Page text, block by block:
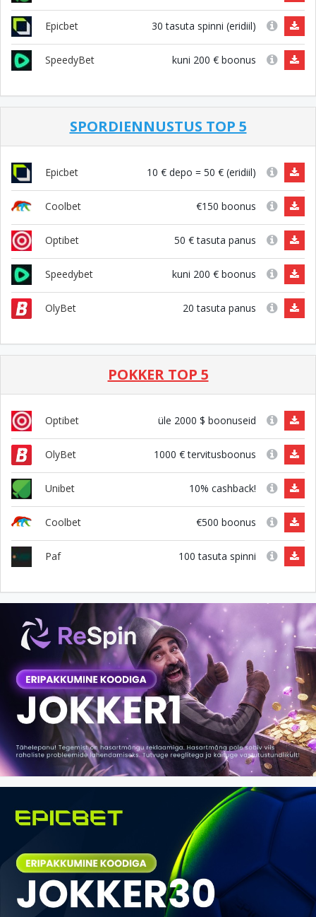
Epicbet 30 tasuta spinni (eridiil)
SpeedyBet kuni 200 € boonus
SPORDIENNUSTUS TOP 5
Epicbet 10 € depo = 50 € (eridiil)
Coolbet €150 boonus
Optibet 50 € tasuta panus
Speedybet kuni 200 € boonus
OlyBet 20 tasuta panus
POKKER TOP 5
Optibet üle 2000 $ boonuseid
OlyBet 1000 € tervitusboonus
Unibet 10% cashback!
Coolbet €500 boonus
Paf 100 tasuta spinni